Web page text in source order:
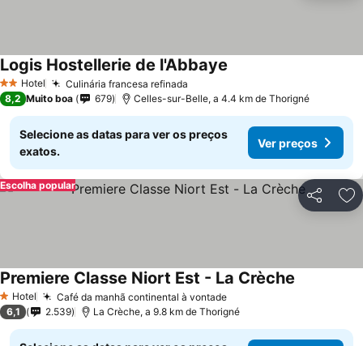
2 Estrelas
Hotel Culinária francesa refinada
Logis Hostellerie de l'Abbaye
8,2 Muito boa 679 Celles-sur-Belle, a 4.4 km de Thorigné
Selecione as datas para ver os preços
exatos.
Ver preços
Partilhar
Escolha popular
1 Estrelas
Hotel Café da manhã continental à vontade
Premiere Classe Niort Est - La Crèche
6,1 2.539 La Crèche, a 9.8 km de Thorigné